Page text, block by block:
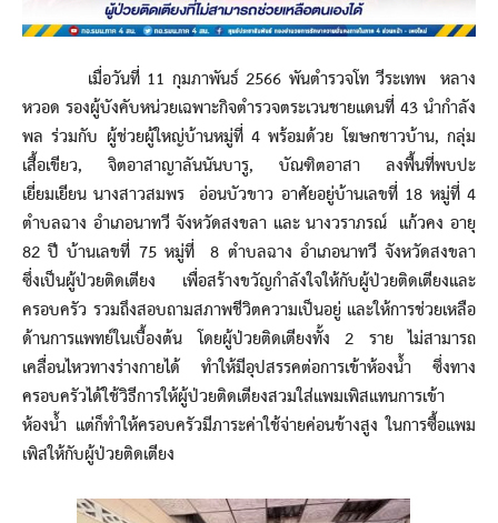
เมื่อวันที่ 11 กุมภาพันธ์ 2566 พันตำรวจโท วีระเทพ หลาง
หวอด รองผู้บังคับหน่วยเฉพาะกิจตำรวจตระเวนชายแดนที่ 43 นำกำลัง
พล ร่วมกับ ผู้ช่วยผู้ใหญ่บ้านหมู่ที่ 4 พร้อมด้วย โฆษกชาวบ้าน, กลุ่ม
เสื้อเขียว, จิตอาสาญาลันนันบารู, บัณฑิตอาสา ลงพื้นที่พบปะ
เยี่ยมเยียน นางสาวสมพร อ่อนบัวขาว อาศัยอยู่บ้านเลขที่ 18 หมู่ที่ 4
ตำบลฉาง อำเภอนาทวี จังหวัดสงขลา และ นางวราภรณ์ แก้วคง อายุ
82 ปี บ้านเลขที่ 75 หมู่ที่ 8 ตำบลฉาง อำเภอนาทวี จังหวัดสงขลา
ซึ่งเป็นผู้ป่วยติดเตียง เพื่อสร้างขวัญกำลังใจให้กับผู้ป่วยติดเตียงและ
ครอบครัว รวมถึงสอบถามสภาพชีวิตความเป็นอยู่ และให้การช่วยเหลือ
ด้านการแพทย์ในเบื้องต้น โดยผู้ป่วยติดเตียงทั้ง 2 ราย ไม่สามารถ
เคลื่อนไหวทางร่างกายได้ ทำให้มีอุปสรรคต่อการเข้าห้องน้ำ ซึ่งทาง
ครอบครัวได้ใช้วิธีการให้ผู้ป่วยติดเตียงสวมใส่แพมเพิสแทนการเข้า
ห้องน้ำ แต่ก็ทำให้ครอบครัวมีภาระค่าใช้จ่ายค่อนข้างสูง ในการซื้อแพม
เพิสให้กับผู้ป่วยติดเตียง